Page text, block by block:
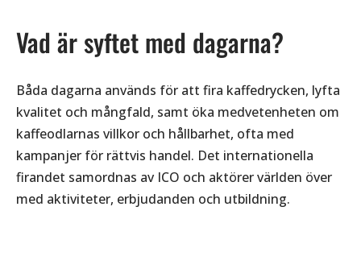
Vad är syftet med dagarna?
Båda dagarna används för att fira kaffedrycken, lyfta
kvalitet och mångfald, samt öka medvetenheten om
kaffeodlarnas villkor och hållbarhet, ofta med
kampanjer för rättvis handel. Det internationella
firandet samordnas av ICO och aktörer världen över
med aktiviteter, erbjudanden och utbildning.